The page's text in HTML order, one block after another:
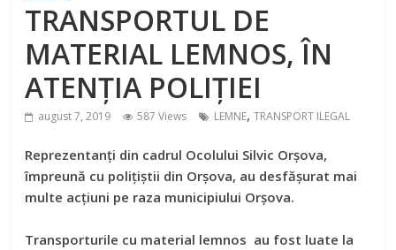
TRANSPORTUL DE
MATERIAL LEMNOS, ÎN
ATENȚIA POLIȚIEI
august 7, 2019 587 Views LEMNE,TRANSPORT ILEGAL
Reprezentanți din cadrul Ocolului Silvic Orșova,
împreună cu polițiștii din Orșova, au desfășurat mai
multe acțiuni pe raza municipiului Orșova.
Transporturile cu material lemnos au fost luate la